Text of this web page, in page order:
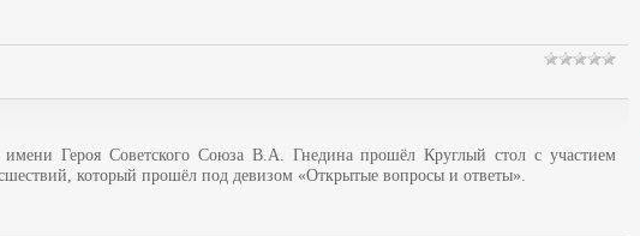
Героя Советского Союза В.А. Гнедина прошёл Круглый стол с участием
который прошёл под девизом «Открытые вопросы и ответы».